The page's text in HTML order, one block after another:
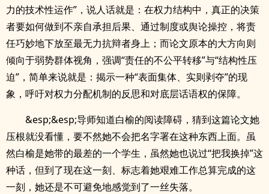
力的技术性运作”，说人话就是：在权力结构中，真正的决策
者要如何做到不亲自承担后果、通过制度或舆论操控，将责
任巧妙地下放至最无力抗辩者身上；而论文原本的大方向则
倾向于弱势群体视角，强调“责任的不公平转移”与“结构性压
迫”，简单来说就是：揭示一种“表面集体、实则剥夺”的现
象，呼吁对权力分配机制的反思和对底层话语权的保障。
&esp;&esp;导师知道白榆的阅读障碍，猜到这篇论文她
压根就没看懂，要不然她不会把名字署在这种东西上面。虽
然白榆是她带的最差的一个学生，虽然她也说过“把我换掉”这
种话，但到了现在这一刻、标志着她艰难工作总算完成的这
一刻，她还是不可避免地感觉到了一丝失落。